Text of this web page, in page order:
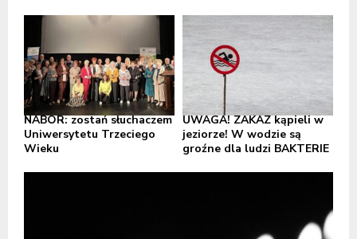
NABÓR: zostań słuchaczem
Uniwersytetu Trzeciego
Wieku
UWAGA! ZAKAZ kąpieli w
jeziorze! W wodzie są
groźne dla ludzi BAKTERIE